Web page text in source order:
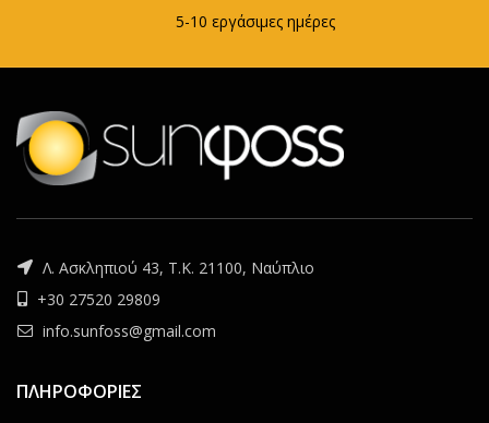
5-10 εργάσιμες ημέρες
Λ. Ασκληπιού 43, Τ.Κ. 21100, Ναύπλιο
+30 27520 29809
info.sunfoss@gmail.com
ΠΛΗΡΟΦΟΡΙΕΣ